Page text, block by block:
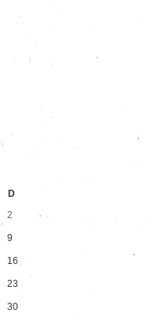
D
2
9
16
23
30